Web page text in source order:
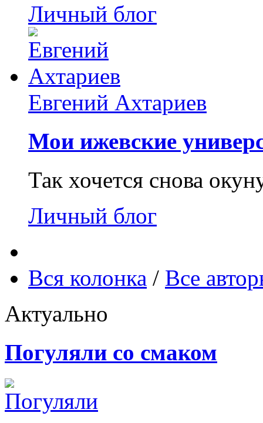
Личный блог
Евгений Ахтариев
Мои ижевские
Так хочется снова
Личный блог
Вся колонка / Все
Актуально
Погуляли со смаком